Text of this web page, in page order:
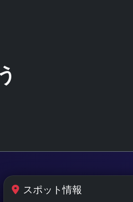
スポット情報